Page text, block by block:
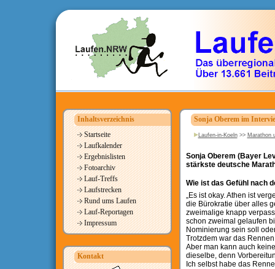
Inhaltsverzeichnis
Startseite
Laufkalender
Ergebnislisten
Fotoarchiv
Lauf-Treffs
Laufstrecken
Rund ums Laufen
Lauf-Reportagen
Impressum
Kontakt
Sonja Oberem im
Laufen-in-Koeln>> Marathon
Sonja Oberem (Bayer
stärkste deutsche
Wie ist das Gefühl nach
„Es ist okay. Athen ist
die Bürokratie über alles
zweimalige knapp
schon zweimal gelaufen
Nominierung sein soll
Trotzdem war das
Aber man kann auch
dieselbe, denn
Ich selbst habe das